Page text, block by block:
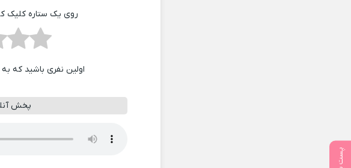
روی یک ستاره کلیک
اولین نفری باشید که
پخش